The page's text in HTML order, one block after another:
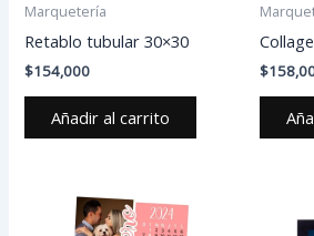
Marquetería
Retablo tubular 30×30
$154,000
Añadir al carrito
$